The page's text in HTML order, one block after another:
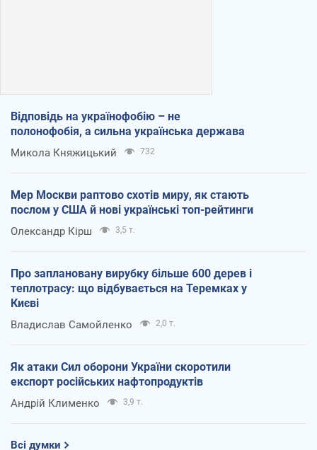
Відповідь на українофобію – не
полонофобія, а сильна українська держава
Микола Княжицький 732
Мер Москви раптово схотів миру, як стають
послом у США й нові українські топ-рейтинги
Олександр Кірш 3,5 т.
Про заплановану вирубку більше 600 дерев і
теплотрасу: що відбувається на Теремках у
Києві
Владислав Самойленко 2,0 т.
Як атаки Сил оборони України скоротили
експорт російських нафтопродуктів
Андрій Клименко 3,9 т.
Всі думки